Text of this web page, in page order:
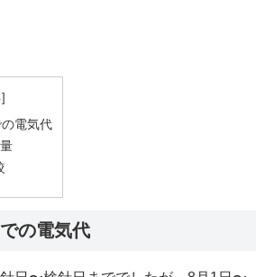
電気代
の電気代